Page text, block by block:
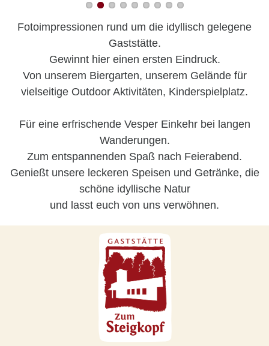
Fotoimpressionen rund um die idyllisch gelegene
Gaststätte.
Gewinnt hier einen ersten Eindruck.
Von unserem Biergarten, unserem Gelände für
vielseitige Outdoor Aktivitäten, Kinderspielplatz.
Für eine erfrischende Vesper Einkehr bei langen
Wanderungen.
Zum entspannenden Spaß nach Feierabend.
Genießt unsere leckeren Speisen und Getränke, die
schöne idyllische Natur
und lasst euch von uns verwöhnen.